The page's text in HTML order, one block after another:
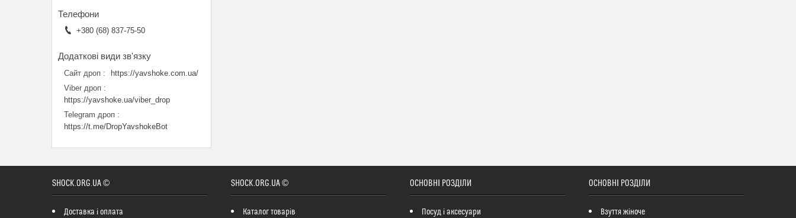
+380 (68) 837-75-50
Сайт дроп
https://yavshoke.com.ua/
Viber дроп
https://yavshoke.ua/viber_drop
Telegram дроп
https://t.me/DropYavshokeBot
SHOCK.ORG.UA ©
Доставка і оплата
SHOCK.ORG.UA ©
Каталог товарів
ОСНОВНІ РОЗДІЛИ
Посуд і аксесуари
ОСНОВНІ РОЗДІЛИ
Взуття жіноче